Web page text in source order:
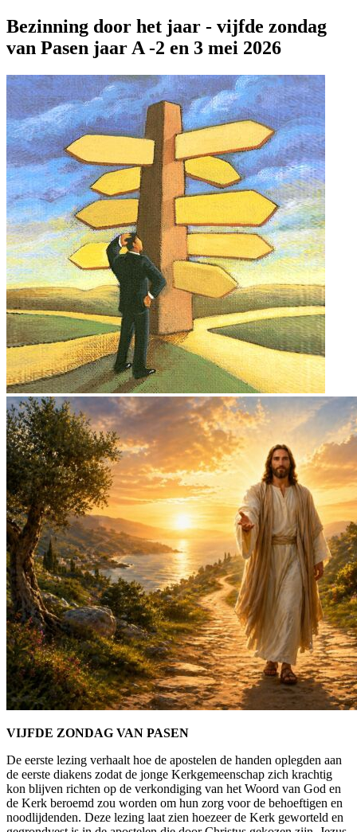
Bezinning door het jaar - vijfde zondag
van Pasen jaar A -2 en 3 mei 2026
VIJFDE ZONDAG VAN PASEN
De eerste lezing verhaalt hoe de apostelen de handen oplegden aan
de eerste diakens zodat de jonge Kerkgemeenschap zich krachtig
kon blijven richten op de verkondiging van het Woord van God en
de Kerk beroemd zou worden om hun zorg voor de behoeftigen en
noodlijdenden. Deze lezing laat zien hoezeer de Kerk geworteld en